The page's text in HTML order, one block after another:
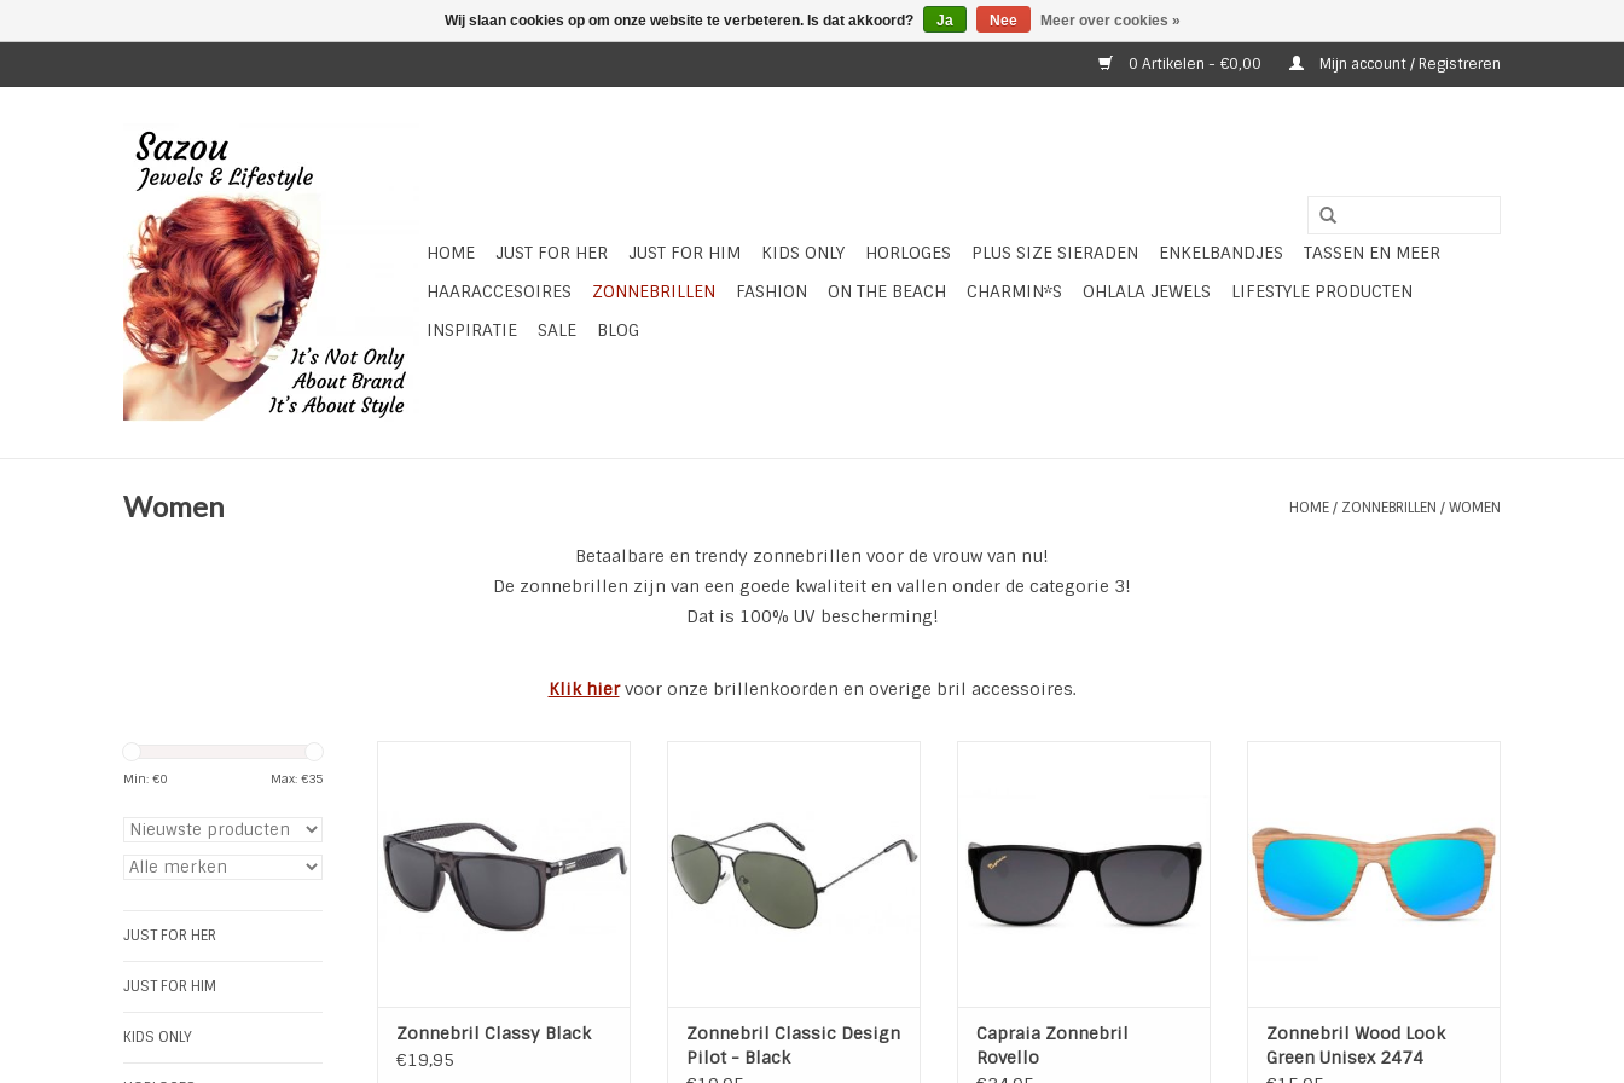
0 Artikelen - €0,00 Mijn account / Registreren
HOME JUST FOR HER JUST FOR HIM KIDS ONLY HORLOGES PLUS SIZE SIERADEN ENKELBANDJES
TASSEN EN MEER
HAARACCESOIRES
ZONNEBRILLEN FASHION ON THE BEACH CHARMIN*S OHLALA JEWELS
LIFESTYLE PRODUCTEN
INSPIRATIE
SALE BLOG
Women HOME/ ZONNEBRILLEN /WOMEN
Betaalbare en trendy zonnebrillen voor de vrouw van nu!
De zonnebrillen zijn van een goede kwaliteit en vallen onder de categorie 3!
Dat is 100% UV bescherming!
Klik hiervoor onze brillenkoorden en overige bril accessoires.
Min: €0 Max: €35
JUST FOR HER
JUST FOR HIM
KIDS ONLY
UV 400
Kleur Lens: Zwart
Kleur Montuur: Zwart
TOEVOEGEN AAN WINKELWAGEN
Zonnebril Classy Black
€19,95
categorie 3
UV 400
Kleur Lens: Zwart
Kleur Montuur: Zwart
TOEVOEGEN AAN WINKELWAGEN
Zonnebril Classic Design
Pilot - Black
Kleur Montuur: zwart
TOEVOEGEN AAN WINKELWAGEN
Capraia Zonnebril
Rovello
Kleur Lens: Groen * Gespiegeld
Kleur Montuur: Bruin
TOEVOEGEN AAN WINKELWAGEN
Zonnebril Wood Look
Green Unisex 2474
Wij slaan cookies op om onze website te verbeteren. Is dat akkoord? Ja Nee Meer over cookies »